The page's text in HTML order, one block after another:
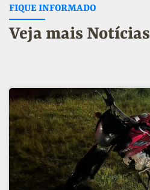
FIQUE INFORMADO
Veja mais Notícias